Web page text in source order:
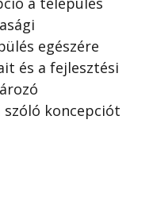
egészére
és a fejlesztési
koncepciót